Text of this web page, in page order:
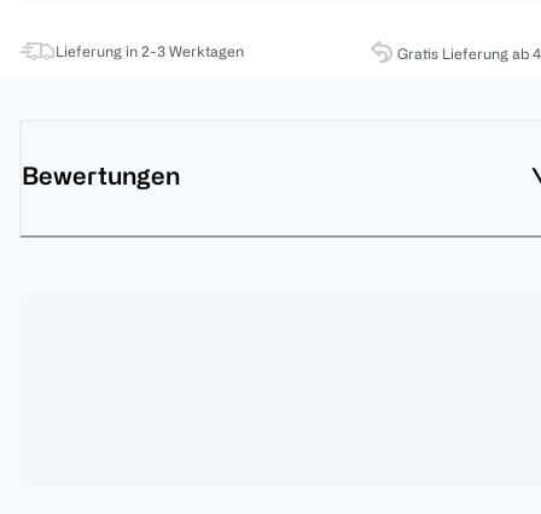
Lieferung in 2-3 Werktagen Gratis Lieferung ab
Bewertungen